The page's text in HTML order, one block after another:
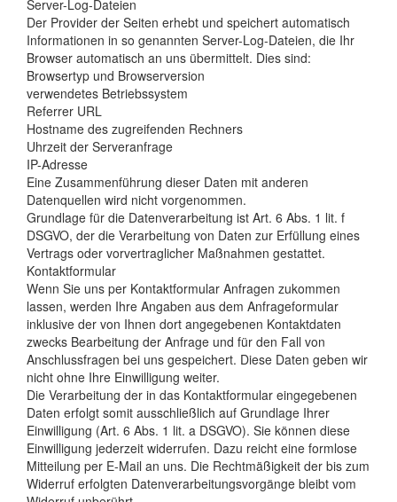
Server-Log-Dateien
Der Provider der Seiten erhebt und speichert automatisch
Informationen in so genannten Server-Log-Dateien, die Ihr
Browser automatisch an uns übermittelt. Dies sind:
Browsertyp und Browserversion
verwendetes Betriebssystem
Referrer URL
Hostname des zugreifenden Rechners
Uhrzeit der Serveranfrage
IP-Adresse
Eine Zusammenführung dieser Daten mit anderen
Datenquellen wird nicht vorgenommen.
Grundlage für die Datenverarbeitung ist Art. 6 Abs. 1 lit. f
DSGVO, der die Verarbeitung von Daten zur Erfüllung eines
Vertrags oder vorvertraglicher Maßnahmen gestattet.
Kontaktformular
Wenn Sie uns per Kontaktformular Anfragen zukommen
lassen, werden Ihre Angaben aus dem Anfrageformular
inklusive der von Ihnen dort angegebenen Kontaktdaten
zwecks Bearbeitung der Anfrage und für den Fall von
Anschlussfragen bei uns gespeichert. Diese Daten geben wir
nicht ohne Ihre Einwilligung weiter.
Die Verarbeitung der in das Kontaktformular eingegebenen
Daten erfolgt somit ausschließlich auf Grundlage Ihrer
Einwilligung (Art. 6 Abs. 1 lit. a DSGVO). Sie können diese
Einwilligung jederzeit widerrufen. Dazu reicht eine formlose
Mitteilung per E-Mail an uns. Die Rechtmäßigkeit der bis zum
Widerruf erfolgten Datenverarbeitungsvorgänge bleibt vom